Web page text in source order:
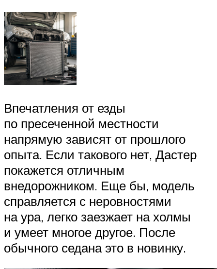
Впечатления от езды
по пресеченной местности
напрямую зависят от прошлого
опыта. Если такового нет, Дастер
покажется отличным
внедорожником. Еще бы, модель
справляется с неровностями
на ура, легко заезжает на холмы
и умеет многое другое. После
обычного седана это в новинку.